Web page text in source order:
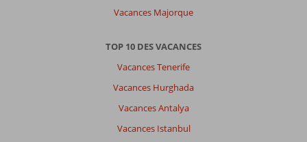
Vacances Majorque
TOP 10 DES VACANCES
Vacances Tenerife
Vacances Hurghada
Vacances Antalya
Vacances Istanbul